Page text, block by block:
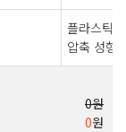
플라스틱
압축 성형
0원
0원